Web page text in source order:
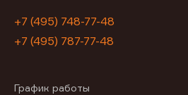
+7 (495) 748-77-48
+7 (495) 787-77-48
График работы